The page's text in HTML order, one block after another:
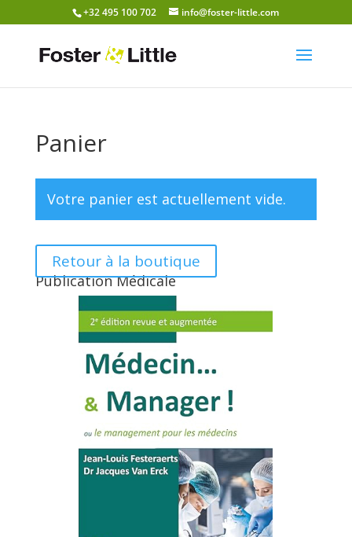
+32 495 100 702 info@foster-little.com
Panier
Votre panier est actuellement vide.
Retour à la boutique
Publication Médicale